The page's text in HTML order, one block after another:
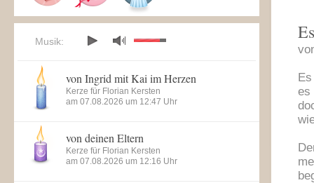
es
Musik:
von Ingrid mit Kai im Herzen
Kerze für Florian Kersten
am 07.08.2026 um 12:47 Uhr
von deinen Eltern
Kerze für Florian Kersten
am 07.08.2026 um 12:16 Uhr